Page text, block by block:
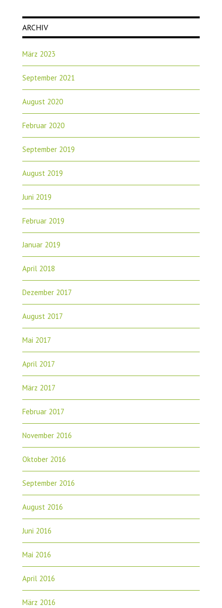
ARCHIV
März 2023
September 2021
August 2020
Februar 2020
September 2019
August 2019
Juni 2019
Februar 2019
Januar 2019
April 2018
Dezember 2017
August 2017
Mai 2017
April 2017
März 2017
Februar 2017
November 2016
Oktober 2016
September 2016
August 2016
Juni 2016
Mai 2016
April 2016
März 2016